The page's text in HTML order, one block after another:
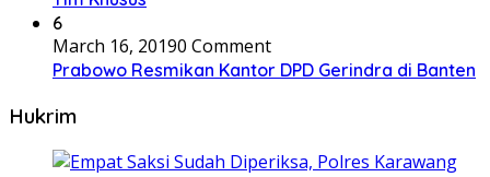
6
March 16, 20190 Comment
Prabowo Resmikan Kantor DPD Gerindra di Banten
Hukrim